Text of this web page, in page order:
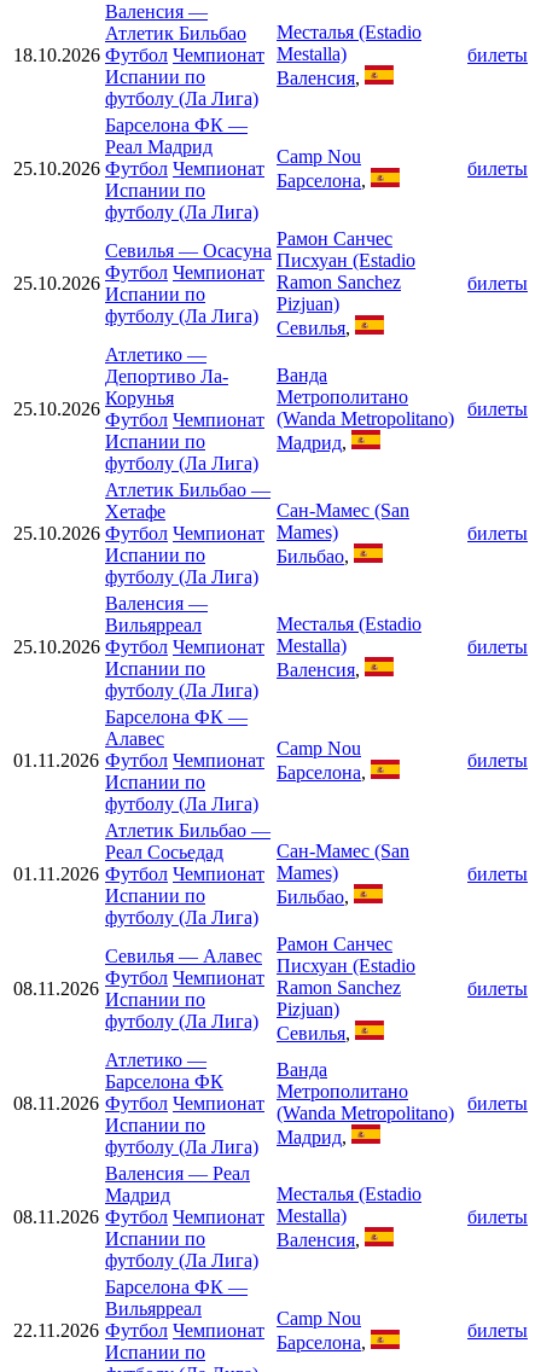
18.10.2026
Валенсия —
Атлетик Бильбао
Футбол Чемпионат
Испании по
футболу (Ла Лига)
Месталья (Estadio
Mestalla)
Валенсия,
билеты
25.10.2026
Барселона ФК —
Реал Мадрид
Футбол Чемпионат
Испании по
футболу (Ла Лига)
Camp Nou
Барселона,
билеты
25.10.2026
Севилья — Осасуна
Футбол Чемпионат
Испании по
футболу (Ла Лига)
Рамон Санчес
Писхуан (Estadio
Ramon Sanchez
Pizjuan)
Севилья,
билеты
25.10.2026
Атлетико —
Депортиво Ла-
Корунья
Футбол Чемпионат
Испании по
футболу (Ла Лига)
Ванда
Метрополитано
(Wanda Metropolitano)
Мадрид,
билеты
25.10.2026
Атлетик Бильбао —
Хетафе
Футбол Чемпионат
Испании по
футболу (Ла Лига)
Сан-Мамес (San
Mames)
Бильбао,
билеты
25.10.2026
Валенсия —
Вильярреал
Футбол Чемпионат
Испании по
футболу (Ла Лига)
Месталья (Estadio
Mestalla)
Валенсия,
билеты
01.11.2026
Барселона ФК —
Алавес
Футбол Чемпионат
Испании по
футболу (Ла Лига)
Camp Nou
Барселона,
билеты
01.11.2026
Атлетик Бильбао —
Реал Сосьедад
Футбол Чемпионат
Испании по
футболу (Ла Лига)
Сан-Мамес (San
Mames)
Бильбао,
билеты
08.11.2026
Севилья — Алавес
Футбол Чемпионат
Испании по
футболу (Ла Лига)
Рамон Санчес
Писхуан (Estadio
Ramon Sanchez
Pizjuan)
Севилья,
билеты
08.11.2026
Атлетико —
Барселона ФК
Футбол Чемпионат
Испании по
футболу (Ла Лига)
Ванда
Метрополитано
(Wanda Metropolitano)
Мадрид,
билеты
08.11.2026
Валенсия — Реал
Мадрид
Футбол Чемпионат
Испании по
футболу (Ла Лига)
Месталья (Estadio
Mestalla)
Валенсия,
билеты
22.11.2026
Барселона ФК —
Вильярреал
Футбол Чемпионат
Испании по
Camp Nou
Барселона,
билеты